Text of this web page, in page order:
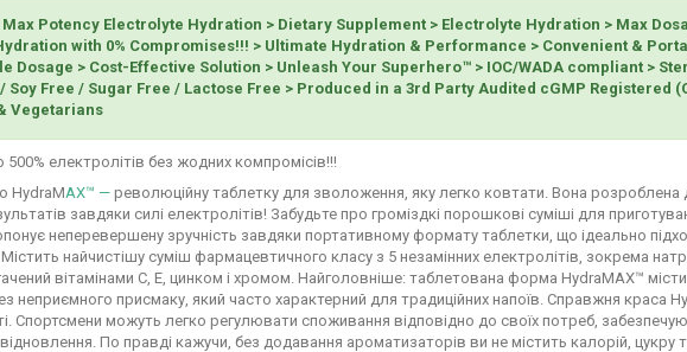
Potency Electrolyte Hydration > Dietary Supplement > Electrolyte Hydration > Max
with 0% Compromises!!! > Ultimate Hydration & Performance > Convenient &
Dosage > Cost-Effective Solution > Unleash Your Superhero™ > IOC/WADA compliant >
Soy Free / Sugar Free / Lactose Free > Produced in a 3rd Party Audited cGMP Registered
Vegetarians
електролітів без жодних компромісів!!!
HydraMAX™ — революційну таблетку для зволоження, яку легко ковтати. Вона
завдяки силі електролітів! Забудьте про громіздкі порошкові суміші для
неперевершену зручність завдяки портативному формату таблетки, що ідеально
найчистішу суміш фармацевтичного класу з 5 незамінних електролітів, зокрема
вітамінами C, E, цинком і хромом. Найголовніше: таблетована форма HydraMAX™
неприємного присмаку, який часто характерний для традиційних напоїв. Справжня краса
Спортсмени можуть легко регулювати споживання відповідно до своїх потреб,
По правді кажучи, без додавання ароматизаторів ви не містить калорій, цукру